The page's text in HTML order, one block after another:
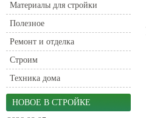
Материалы для стройки
Полезное
Ремонт и отделка
Строим
Техника дома
НОВОЕ В СТРОЙКЕ